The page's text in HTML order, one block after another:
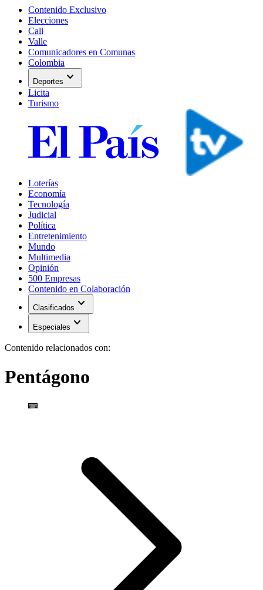
Contenido Exclusivo
Elecciones
Cali
Valle
Comunicadores en Comunas
Colombia
Deportes expand_more
Licita
Turismo
Loterías
Economía
Tecnología
Judicial
Política
Entretenimiento
Mundo
Multimedia
Opinión
500 Empresas
Contenido en Colaboración
Clasificados expand_more
Especiales expand_more
Contenido relacionados con:
Pentágono